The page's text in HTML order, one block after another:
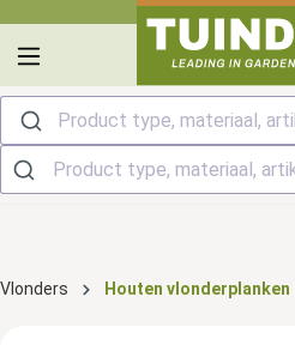
Product type, materiaal,
Vlonders Houten vlonderplanken